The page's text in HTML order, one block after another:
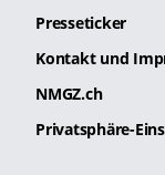
Presseticker
Kontakt und
NMGZ.ch
Privatsphäre-